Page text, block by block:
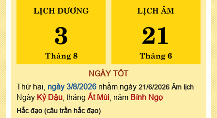
LỊCH DƯƠNG
3
Tháng 8
LỊCH ÂM
21
Tháng 6
NGÀY TỐT
Thứ hai, ngày 3/8/2026 nhằm ngày 21/6/2026 Âm lịch
Ngày Kỷ Dậu , tháng Ất Mùi , năm Bính Ngọ
Hắc đạo (câu trần hắc đạo)